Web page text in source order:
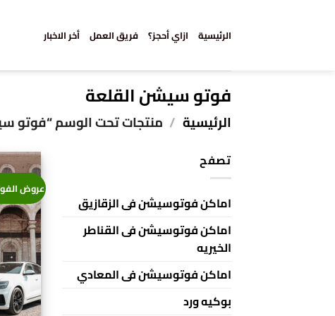
الرئيسية ازاي أحجز؟ فريق العمل أخر الاخبار
فوتو سيشن القلعة
الرئيسية / منتجات تحت الوسم “فوتو
تصفح
اماكن فوتوسيشن فى الزقازيق
اماكن فوتوسيشن فى القناطر
الخيريه
اماكن فوتوسيشن فى المعادي
بوكيه ورد
عروض